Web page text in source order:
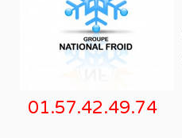
01.57.42.49.74